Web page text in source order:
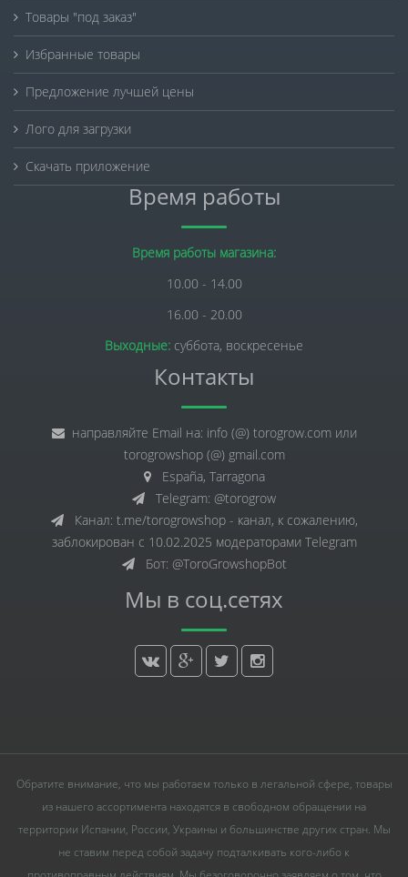
Товары "под заказ"
Избранные товары
Предложение лучшей цены
Лого для загрузки
Скачать приложение
Время работы
Время работы магазина:
10.00 - 14.00
16.00 - 20.00
Выходные: суббота, воскресенье
Контакты
направляйте Email на: info (@) torogrow.com или
torogrowshop (@) gmail.com
España, Tarragona
Telegram: @torogrow
Канал: t.me/torogrowshop - канал, к сожалению,
заблокирован с 10.02.2025 модераторами Telegram
Бот: @ToroGrowshopBot
Мы в соц.сетях
Обратите внимание, что мы работаем только в легальной сфере, товары
из нашего ассортимента находятся в свободном обращении на
территории Испании, России, Украины и большинстве других стран. Мы
не ставим перед собой задачу подталкивать кого-либо к